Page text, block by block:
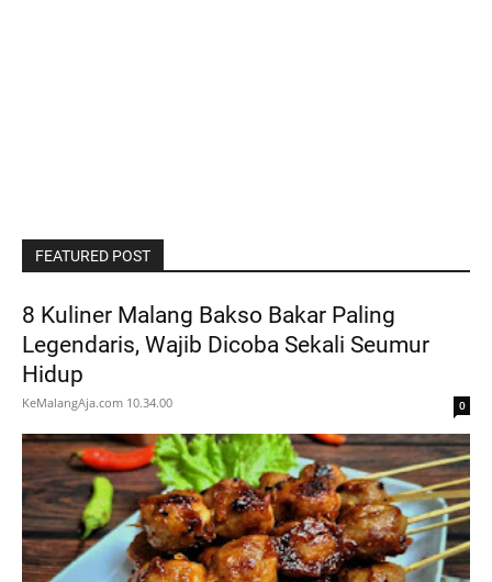
FEATURED POST
8 Kuliner Malang Bakso Bakar Paling
Legendaris, Wajib Dicoba Sekali Seumur
Hidup
KeMalangAja.com 10.34.00 0